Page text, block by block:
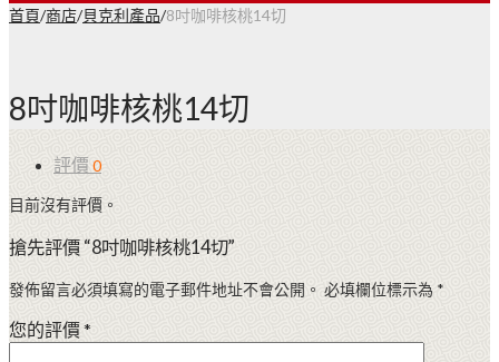
首頁/商店/貝克利產品/8吋咖啡核桃14切
8吋咖啡核桃14切
評價 0
目前沒有評價。
搶先評價 “8吋咖啡核桃14切”
發佈留言必須填寫的電子郵件地址不會公開。 必填欄位標示為 *
您的評價*